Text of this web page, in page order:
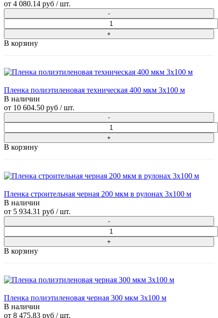
от 4 080.14 руб / шт.
В корзину
Пленка полиэтиленовая техническая 400 мкм 3х100 м
В наличии
от 10 604.50 руб / шт.
В корзину
Пленка строительная черная 200 мкм в рулонах 3х100 м
В наличии
от 5 934.31 руб / шт.
В корзину
Пленка полиэтиленовая черная 300 мкм 3х100 м
В наличии
от 8 475.83 руб / шт.